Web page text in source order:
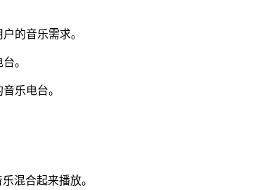
的音乐需求。
。
乐电台。
混合起来播放。